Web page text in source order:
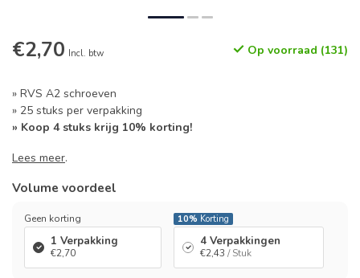
€2,70 Incl. btw Op voorraad (131)
» RVS A2 schroeven
» 25 stuks per verpakking
» Koop 4 stuks krijg 10% korting!
Lees meer.
Volume voordeel
Geen korting
1 Verpakking
€2,70
10% Korting
4 Verpakkingen
€2,43 / Stuk